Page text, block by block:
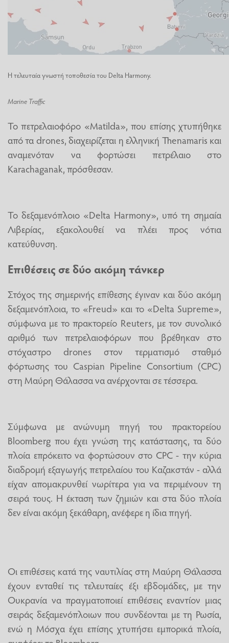
Η τελευταία γνωστή τοποθεσία του Delta Harmony.
Marine Traffic
Το πετρελαιοφόρο «Matilda», που επίσης χτυπήθηκε
από τα drones, διαχειρίζεται η ελληνική Thenamaris και
αναμενόταν να φορτώσει πετρέλαιο στο
Karachaganak, πρόσθεσαν.
Το δεξαμενόπλοιο «Delta Harmony», υπό τη σημαία
Λιβερίας, εξακολουθεί να πλέει προς νότια
κατεύθυνση.
Επιθέσεις σε δύο ακόμη τάνκερ
Στόχος της σημερινής επίθεσης έγιναν και δύο ακόμη
δεξαμενόπλοια, το «Freud» και το «Delta Supreme»,
σύμφωνα με το πρακτορείο Reuters, με τον συνολικό
αριθμό των πετρελαιοφόρων που βρέθηκαν στο
στόχαστρο drones στον τερματισμό σταθμό
φόρτωσης του Caspian Pipeline Consortium (CPC)
στη Μαύρη Θάλασσα να ανέρχονται σε τέσσερα.
Σύμφωνα με ανώνυμη πηγή του πρακτορείου
Bloomberg που έχει γνώση της κατάστασης, τα δύο
πλοία επρόκειτο να φορτώσουν στο CPC - την κύρια
διαδρομή εξαγωγής πετρελαίου του Καζακστάν - αλλά
είχαν απομακρυνθεί νωρίτερα για να περιμένουν τη
σειρά τους. Η έκταση των ζημιών και στα δύο πλοία
δεν είναι ακόμη ξεκάθαρη, ανέφερε η ίδια πηγή.
Οι επιθέσεις κατά της ναυτιλίας στη Μαύρη Θάλασσα
έχουν ενταθεί τις τελευταίες έξι εβδομάδες, με την
Ουκρανία να πραγματοποιεί επιθέσεις εναντίον μιας
σειράς δεξαμενόπλοιων που συνδέονται με τη Ρωσία,
ενώ η Μόσχα έχει επίσης χτυπήσει εμπορικά πλοία,